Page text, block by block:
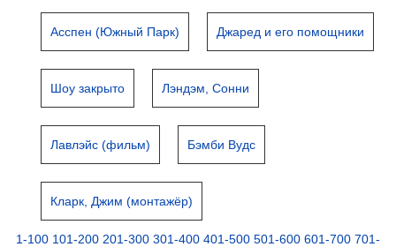
Асспен (Южный Парк) Джаред и его помощники
Шоу закрыто Лэндэм, Сонни
Лавлэйс (фильм) Бэмби Вудс
Кларк, Джим (монтажёр)
1-100 101-200 201-300 301-400 401-500 501-600 601-700 701-